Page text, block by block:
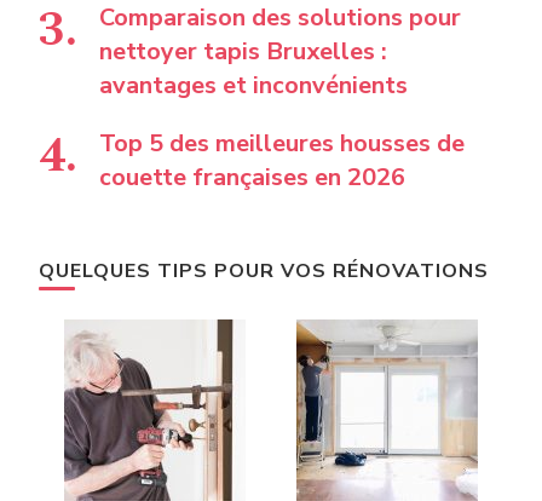
Comparaison des solutions pour
nettoyer tapis Bruxelles :
avantages et inconvénients
Top 5 des meilleures housses de
couette françaises en 2026
QUELQUES TIPS POUR VOS RÉNOVATIONS